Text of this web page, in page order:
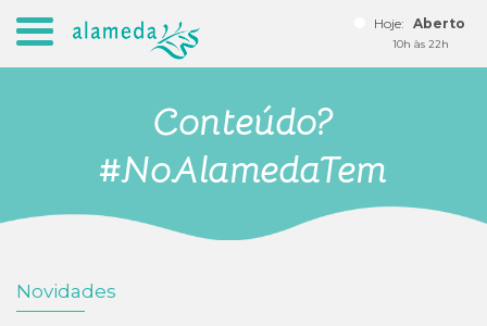
Hoje: Aberto
10h às 22h
Conteúdo?
#NoAlamedaTem
Novidades